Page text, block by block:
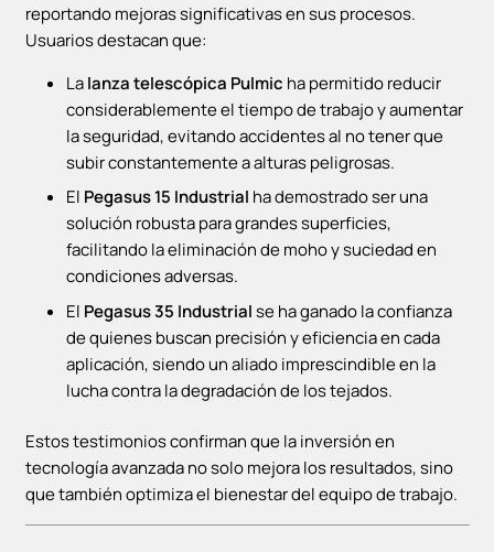
reportando mejoras significativas en sus procesos.
Usuarios destacan que:
Lalanza telescópica Pulmic ha permitido reducir
considerablemente el tiempo de trabajo y aumentar
la seguridad, evitando accidentes al no tener que
subir constantemente a alturas peligrosas.
El Pegasus 15 Industrial ha demostrado ser una
solución robusta para grandes superficies,
facilitando la eliminación de moho y suciedad en
condiciones adversas.
El Pegasus 35 Industrialse ha ganado la confianza
de quienes buscan precisión y eficiencia en cada
aplicación, siendo un aliado imprescindible en la
lucha contra la degradación de los tejados.
Estos testimonios confirman que la inversión en
tecnología avanzada no solo mejora los resultados, sino
que también optimiza el bienestar del equipo de trabajo.